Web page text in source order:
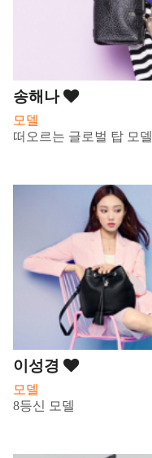
송해나
모델
떠오르는 글로벌 탑 모델
이성경
모델
8등신 모델